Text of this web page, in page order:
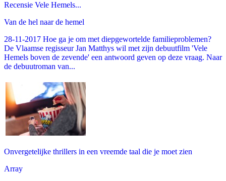
Recensie Vele Hemels...
Van de hel naar de hemel
28-11-2017 Hoe ga je om met diepgewortelde familieproblemen?
De Vlaamse regisseur Jan Matthys wil met zijn debuutfilm 'Vele
Hemels boven de zevende' een antwoord geven op deze vraag. Naar
de debuutroman van...
Onvergetelijke thrillers in een vreemde taal die je moet zien
Array